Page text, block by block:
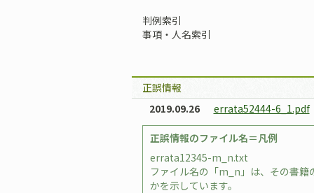
判例索引
事項・人名索引
正誤情報
2019.09.26
errata52444-6_1.pdf
正誤情報のファイル名＝凡例
errata12345-m_n.txt
ファイル名の「m_n」は、その書
かを示しています。